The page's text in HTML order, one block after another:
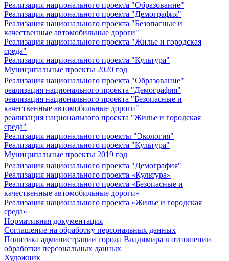
Реализация национального проекта "Образование"
Реализация национального проекта "Демография"
Реализация национального проекта "Безопасные и
качественные автомобильные дороги"
Реализация национального проекта "Жилье и городская
среда"
Реализация национального проекта "Культура"
Муниципальные проекты 2020 год
Реализация национального проекта "Образование"
реализация национального проекта "Демография"
реализация национального проекта "Безопасные и
качественные автомобильные дороги"
реализация национального проекта "Жилье и городская
среда"
Реализация национального проекты "Экология"
Реализация национального проекта "Культура"
Муниципальные проекты 2019 год
Реализация национального проекта "Демография"
Реализация национального проекта «Культура»
Реализация национального проекта «Безопасные и
качественные автомобильные дороги»
Реализация национального проекта «Жилье и городская
среда»
Нормативная документация
Соглашение на обработку персональных данных
Политика администрации города Владимира в отношении
обработки персональных данных
Художник